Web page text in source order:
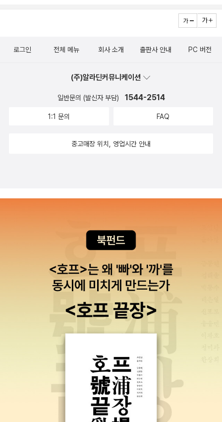
로그인 전체 메뉴 회사 소개 출판사 안내 PC 버전
(주)알라딘커뮤니케이션
일반문의 (발신자 부담) 1544-2514
1:1 문의 FAQ
중고매장 위치, 영업시간 안내